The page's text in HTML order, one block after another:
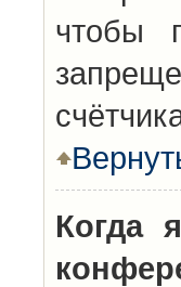
чтобы
Когда